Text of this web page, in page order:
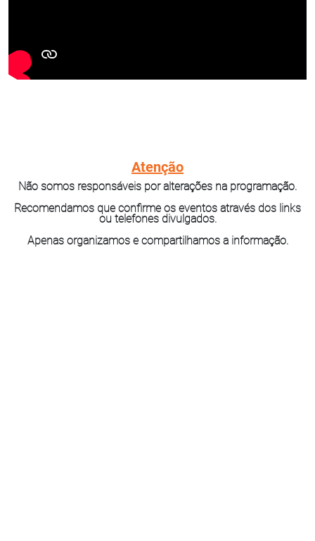
Atenção
Não somos responsáveis por alterações na programação.
Recomendamos que confirme os eventos através dos links
ou telefones divulgados.
Apenas organizamos e compartilhamos a informação.